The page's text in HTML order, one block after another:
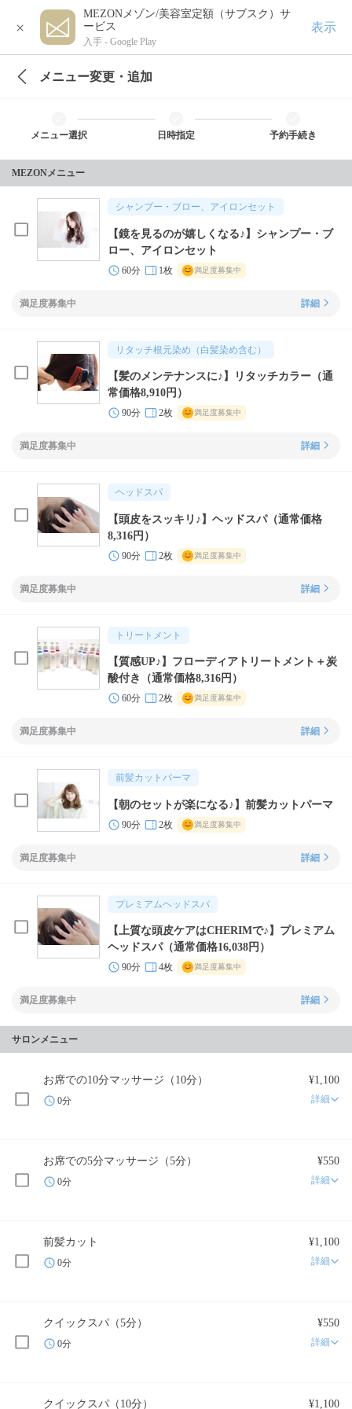
×
MEZONメゾン/美容室定額（サブスク）サ
ービス
入手 - Google Play
表示
メニュー変更・追加
メニュー選択 日時指定 予約手続き
MEZONメニュー
シャンプー・ブロー、アイロンセット
【鏡を見るのが嬉しくなる♪】シャンプー・ブ
ロー、アイロンセット
60分 1枚 満足度募集中
満足度募集中 詳細
リタッチ根元染め（白髪染め含む）
【髪のメンテナンスに♪】リタッチカラー（通
常価格8,910円）
90分 2枚 満足度募集中
満足度募集中 詳細
ヘッドスパ
【頭皮をスッキリ♪】ヘッドスパ（通常価格
8,316円）
90分 2枚 満足度募集中
満足度募集中 詳細
トリートメント
【質感UP♪】フローディアトリートメント＋炭
酸付き（通常価格8,316円）
60分 2枚 満足度募集中
満足度募集中 詳細
前髪カットパーマ
【朝のセットが楽になる♪】前髪カットパーマ
90分 2枚 満足度募集中
満足度募集中 詳細
プレミアムヘッドスパ
【上質な頭皮ケアはCHERIMで♪】プレミアム
ヘッドスパ（通常価格16,038円）
90分 4枚 満足度募集中
満足度募集中 詳細
サロンメニュー
お席での10分マッサージ（10分） ¥1,100
0分 詳細
お席での5分マッサージ（5分） ¥550
0分 詳細
前髪カット ¥1,100
0分 詳細
クイックスパ（5分） ¥550
0分 詳細
クイックスパ（10分） ¥1,100